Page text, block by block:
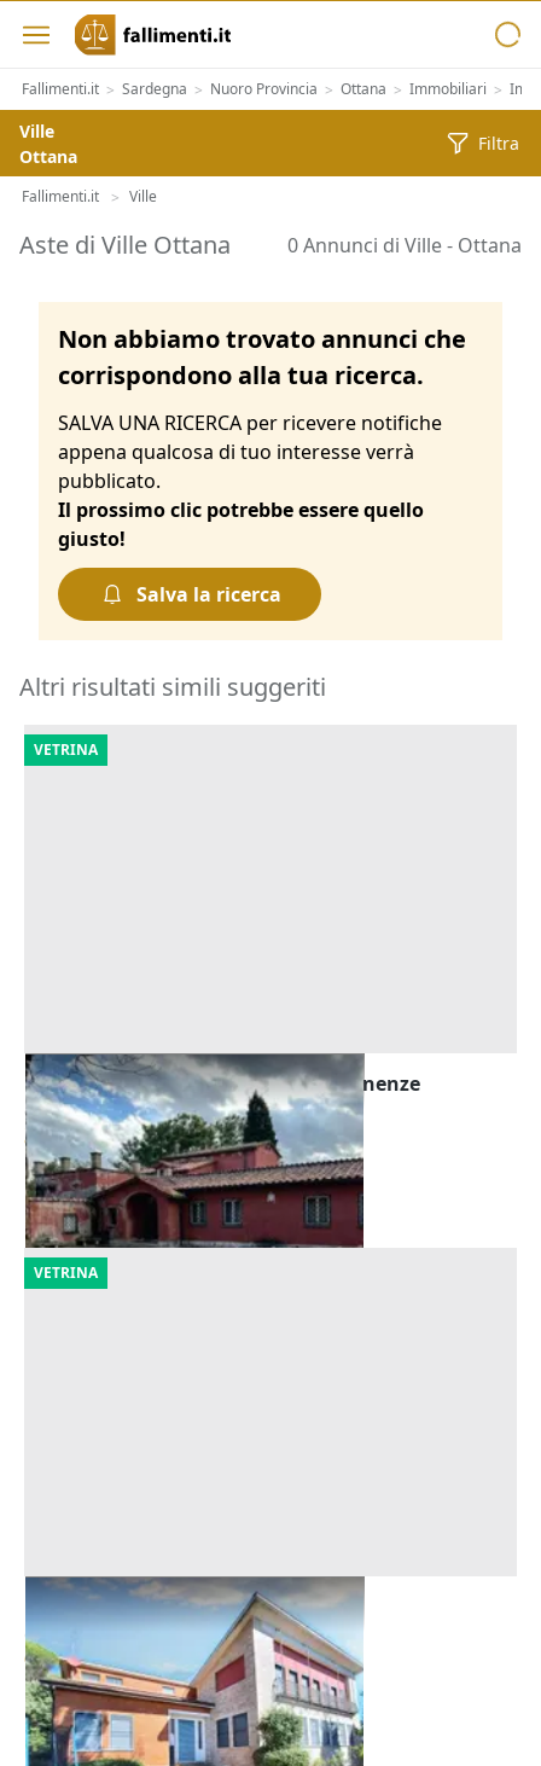
Fallimenti.it > Sardegna > Nuoro Provincia > Ottana > Immobiliari >
Ville
Ottana
Filtra
Fallimenti.it > Ville
Aste di Ville Ottana 0 Annunci di Ville - Ottana
Non abbiamo trovato annunci che
corrispondono alla tua ricerca.
SALVA UNA RICERCA per ricevere notifiche
appena qualcosa di tuo interesse verrà
pubblicato.
Il prossimo clic potrebbe essere quello
giusto!
Salva la ricerca
Altri risultati simili suggeriti
VETRINA
Asta Villa con parco, piscina e pertinenze
Roma (Roma)
Offerta minima
3.170.202 €
23/10/2026
VETRINA
Asta Villa con piscina e parco
Monte Castello di Vibio (Perugia)
Offerta minima
694.575 €
21/10/2026